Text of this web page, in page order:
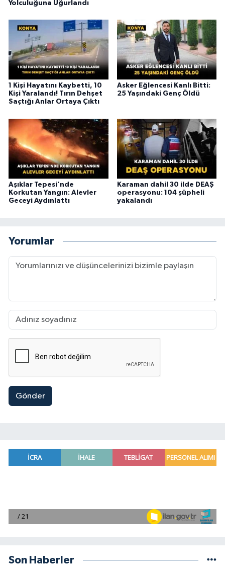
Yolculuğuna Uğurlandı
1 Kişi Hayatını Kaybetti, 10
Kişi Yaralandı! Tırın Dehşet
Saçtığı Anlar Ortaya Çıktı
Asker Eğlencesi Kanlı Bitti:
25 Yaşındaki Genç Öldü
Aşıklar Tepesi'nde
Korkutan Yangın: Alevler
Geceyi Aydınlattı
Karaman dahil 30 ilde DEAŞ
operasyonu: 104 şüpheli
yakalandı
Yorumlar
Gönder
Son Haberler